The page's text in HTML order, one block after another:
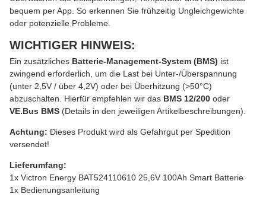
bequem per App. So erkennen Sie frühzeitig Ungleichgewichte
oder potenzielle Probleme.
WICHTIGER HINWEIS:
Ein zusätzliches Batterie-Management-System (BMS) ist
zwingend erforderlich, um die Last bei Unter-/Überspannung
(unter 2,5V / über 4,2V) oder bei Überhitzung (>50°C)
abzuschalten. Hierfür empfehlen wir das BMS 12/200 oder
VE.Bus BMS (Details in den jeweiligen Artikelbeschreibungen).
Achtung: Dieses Produkt wird als Gefahrgut per Spedition
versendet!
Lieferumfang:
1x Victron Energy BAT524110610 25,6V 100Ah Smart Batterie
1x Bedienungsanleitung